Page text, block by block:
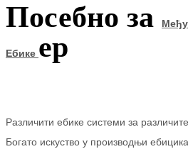
Посебно за
Ебике ер
Различити ебике системи за
Богато искуство у производњи